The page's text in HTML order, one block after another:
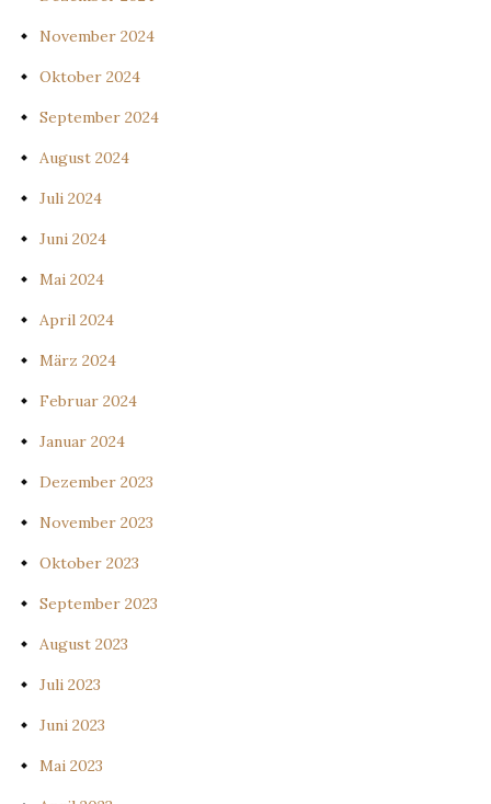
November 2024
Oktober 2024
September 2024
August 2024
Juli 2024
Juni 2024
Mai 2024
April 2024
März 2024
Februar 2024
Januar 2024
Dezember 2023
November 2023
Oktober 2023
September 2023
August 2023
Juli 2023
Juni 2023
Mai 2023